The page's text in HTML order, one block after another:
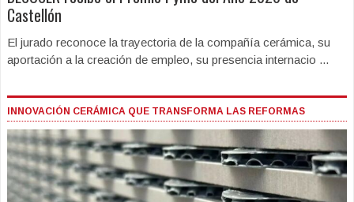
Castellón
El jurado reconoce la trayectoria de la compañía cerámica, su
aportación a la creación de empleo, su presencia internacio ...
INNOVACIÓN CERÁMICA QUE TRANSFORMA LAS REFORMAS